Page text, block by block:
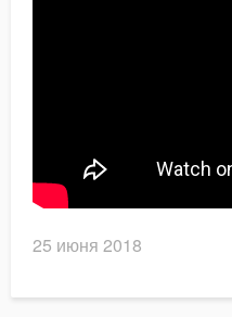
25 июня 2018